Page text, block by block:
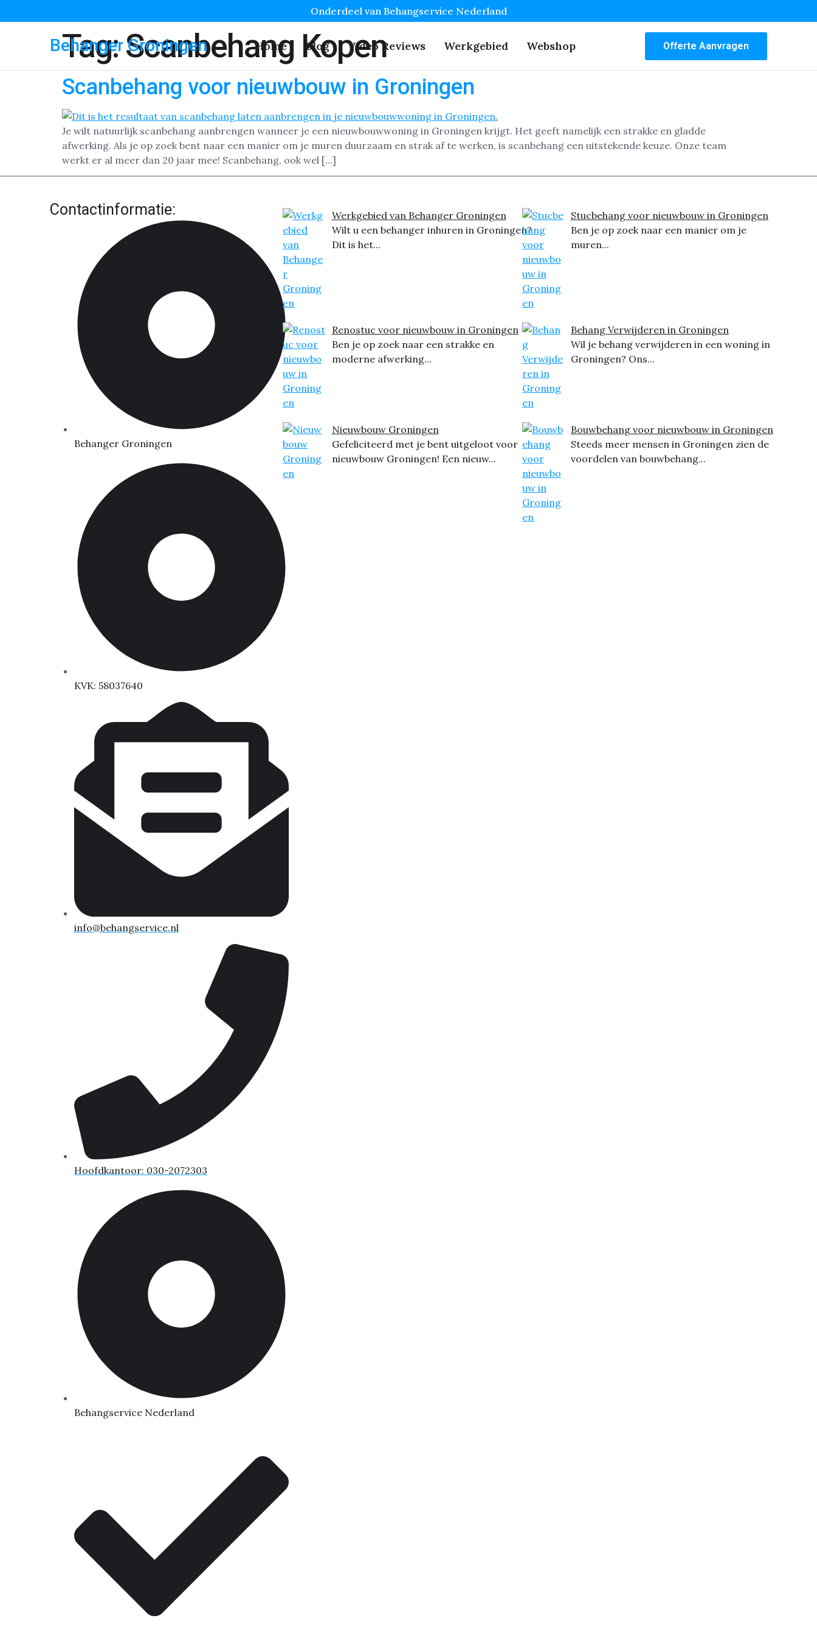
Onderdeel van Behangservice Nederland
Behanger Groningen Home Blog Video Reviews Werkgebied Webshop Offerte Aanvragen
Tag:Scanbehang Kopen
Scanbehang voor nieuwbouw in Groningen
Je wilt natuurlijk scanbehang aanbrengen wanneer je een nieuwbouwwoning in Groningen krijgt. Het geeft namelijk een strakke en gladde
afwerking. Als je op zoek bent naar een manier om je muren duurzaam en strak af te werken, is scanbehang een uitstekende keuze. Onze team
werkt er al meer dan 20 jaar mee! Scanbehang, ook wel […]
Contactinformatie:
Behanger Groningen
KVK: 58037640
info@behangservice.nl
Hoofdkantoor: 030-2072303
Behangservice Nederland
Werkgebied van Behanger Groningen
Wilt u een behanger inhuren in Groningen?
Dit is het...
Renostuc voor nieuwbouw in Groningen
Ben je op zoek naar een strakke en
moderne afwerking...
Nieuwbouw Groningen
Gefeliciteerd met je bent uitgeloot voor
nieuwbouw Groningen! Een nieuw...
Stucbehang voor nieuwbouw in Groningen
Ben je op zoek naar een manier om je
muren...
Behang Verwijderen in Groningen
Wil je behang verwijderen in een woning in
Groningen? Ons...
Bouwbehang voor nieuwbouw in Groningen
Steeds meer mensen in Groningen zien de
voordelen van bouwbehang...